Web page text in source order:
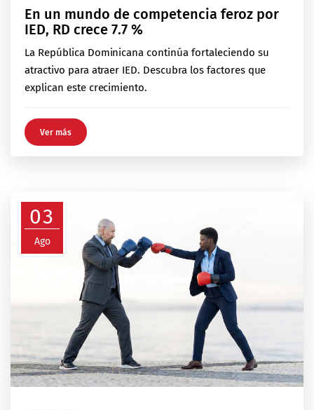
En un mundo de competencia feroz por
IED, RD crece 7.7 %
La República Dominicana continúa fortaleciendo su
atractivo para atraer IED. Descubra los factores que
explican este crecimiento.
Ver más
03
Ago